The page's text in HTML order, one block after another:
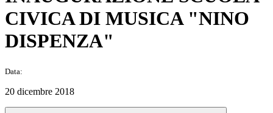
CIVICA DI MUSICA "NINO
DISPENZA"
Data:
20 dicembre 2018